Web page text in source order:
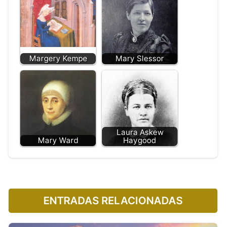
Margery Kempe Mary Slessor
Mary Ward
Laura Askew
Haygood
ENTRADAS RELACIONADAS